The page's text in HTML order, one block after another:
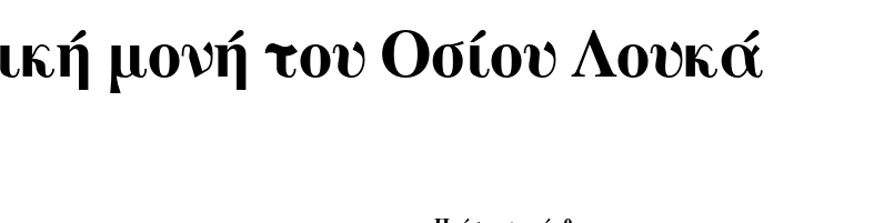
μονή του Οσίου Λουκά